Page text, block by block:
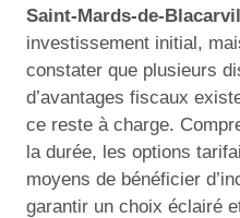
Saint-Mards-de-
investissement initial,
constater que plusieurs
d’avantages fiscaux
ce reste à charge.
la durée, les options
moyens de bénéficier
garantir un choix éclairé